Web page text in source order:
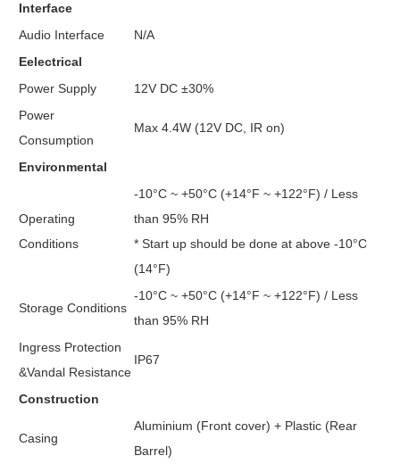
Interface
Audio Interface
N/A
Eelectrical
Power Supply
12V DC ±30%
Power
Consumption
Max 4.4W (12V DC, IR on)
Environmental
Operating
Conditions
-10°C ~ +50°C (+14°F ~ +122°F) / Less
than 95% RH
* Start up should be done at above -10°C
(14°F)
Storage Conditions
-10°C ~ +50°C (+14°F ~ +122°F) / Less
than 95% RH
Ingress Protection
&Vandal Resistance
IP67
Construction
Casing
Aluminium (Front cover) + Plastic (Rear
Barrel)